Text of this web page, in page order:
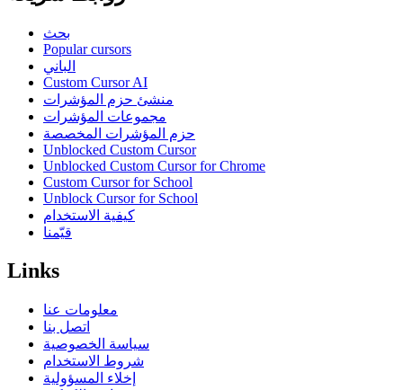
بحث
Popular cursors
الباني
Custom Cursor AI
منشئ حزم المؤشرات
مجموعات المؤشرات
حزم المؤشرات المخصصة
Unblocked Custom Cursor
Unblocked Custom Cursor for Chrome
Custom Cursor for School
Unblock Cursor for School
كيفية الاستخدام
قيّمنا
Links
معلومات عنا
اتصل بنا
سياسة الخصوصية
شروط الاستخدام
إخلاء المسؤولية